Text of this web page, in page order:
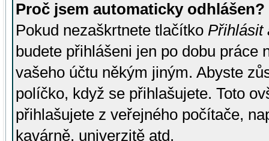
Proč jsem automaticky odhlášen?
Pokud nezaškrtnete tlačítko Přihlásit
budete přihlášeni jen po dobu práce
vašeho účtu někým jiným. Abyste
políčko, když se přihlašujete. Toto
přihlašujete z veřejného počítače,
kavárně, univerzitě atd.